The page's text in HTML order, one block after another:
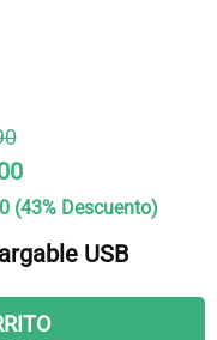
(43% Descuento)
USB